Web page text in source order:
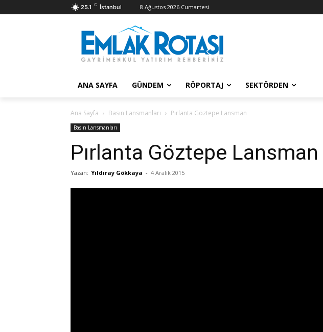
25.1 C İstanbul 8 Ağustos 2026 Cumartesi
ANA SAYFA GÜNDEM RÖPORTAJ SEKTÖRDEN
Ana Sayfa Basın Lansmanları Pırlanta Göztepe Lansman
Basın Lansmanları
Pırlanta Göztepe Lansman
Yazan: Yıldıray Gökkaya - 4 Aralık 2015